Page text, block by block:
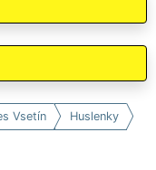
Vsetín Huslenky